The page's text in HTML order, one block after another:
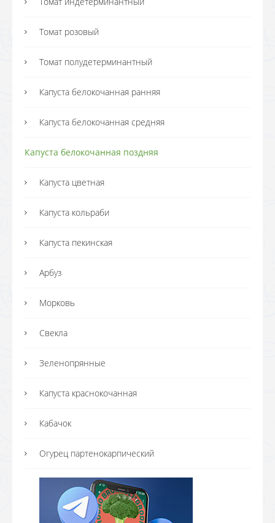
Томат розовый
Томат полудетерминантный
Капуста белокочанная ранняя
Капуста белокочанная средняя
Капуста белокочанная поздняя
Капуста цветная
Капуста кольраби
Капуста пекинская
Арбуз
Морковь
Свекла
Зеленопрянные
Капуста краснокочанная
Кабачок
Огурец партенокарпический